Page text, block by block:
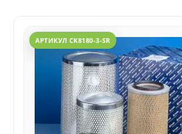
АРТИКУЛ CK8180-3-SR